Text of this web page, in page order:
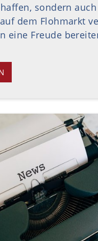
sondern
dem Flohmarkt
eine Freude